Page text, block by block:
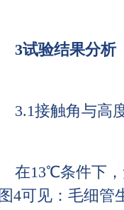
3试验结果分析
3.1接触角与高
在13℃条件下
图4可见：毛细